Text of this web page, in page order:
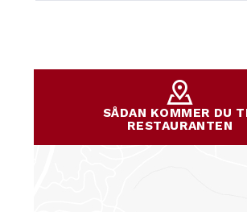
SÅDAN KOMMER DU
RESTAURANTEN